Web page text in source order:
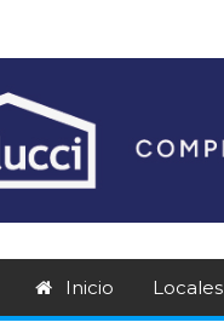
Inicio Locales